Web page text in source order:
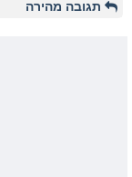
תגובה מהירה